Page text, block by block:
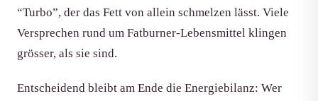
“Turbo”, der das Fett von allein schmelzen lässt. Viele
Versprechen rund um Fatburner-Lebensmittel klingen
grösser, als sie sind.
Entscheidend bleibt am Ende die Energiebilanz: Wer